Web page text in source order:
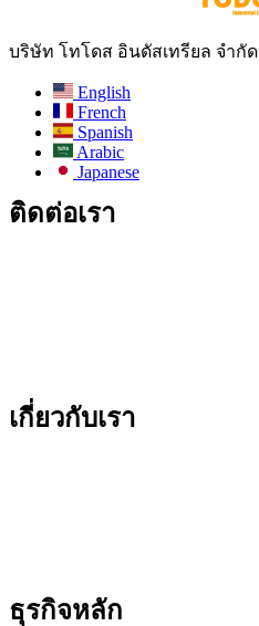
บริษัท โทโดส อินดัสเทรียล จำกัด
English
French
Spanish
Arabic
Japanese
ติดต่อเรา
เกี่ยวกับเรา
ธุรกิจหลัก